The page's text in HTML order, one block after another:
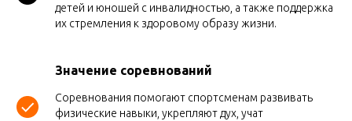
детей и юношей с инвалидностью, а также поддержка
их стремления к здоровому образу жизни.
Значение соревнований
Соревнования помогают спортсменам развивать
физические навыки, укрепляют дух, учат